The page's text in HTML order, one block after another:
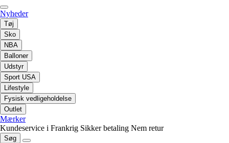
Nyheder
Tøj
Sko
NBA
Balloner
Udstyr
Sport USA
Lifestyle
Fysisk vedligeholdelse
Outlet
Mærker
Kundeservice i Frankrig Sikker betaling Nem retur
Søg